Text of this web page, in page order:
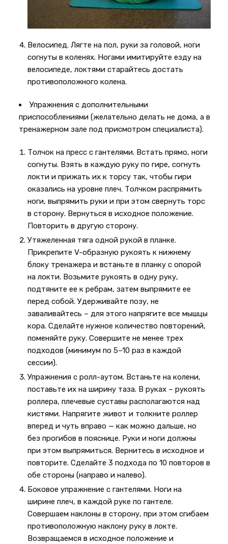
Велосипед. Лягте на пол, руки за головой, ноги
согнуты в коленях. Ногами имитируйте езду на
велосипеде, локтями старайтесь достать
противоположного колена.
Упражнения с дополнительными
приспособлениями (желательно делать не дома, а в
тренажерном зале под присмотром специалиста).
Толчок на пресс с гантелями. Встать прямо, ноги
согнуты. Взять в каждую руку по гире, согнуть
локти и прижать их к торсу так, чтобы гири
оказались на уровне плеч. Толчком распрямить
ноги, выпрямить руки и при этом свернуть торс
в сторону. Вернуться в исходное положение.
Повторить в другую сторону.
Утяжеленная тяга одной рукой в планке.
Прикрепите V-образную рукоять к нижнему
блоку тренажера и встаньте в планку с опорой
на локти. Возьмите рукоять в одну руку,
подтяните ее к ребрам, затем выпрямите ее
перед собой. Удерживайте позу, не
заваливайтесь – для этого напрягите все мышцы
кора. Сделайте нужное количество повторений,
поменяйте руку. Совершите не менее трех
подходов (минимум по 5–10 раз в каждой
сессии).
Упражнения с ролл-аутом. Встаньте на колени,
поставьте их на ширину таза. В руках – рукоять
роллера, плечевые суставы располагаются над
кистями. Напрягите живот и толкните роллер
вперед и чуть вправо — как можно дальше, но
без прогибов в пояснице. Руки и ноги должны
при этом выпрямиться. Вернитесь в исходное и
повторите. Сделайте 3 подхода по 10 повторов в
обе стороны (направо и налево).
Боковое упражнение с гантелями. Ноги на
ширине плеч, в каждой руке по гантеле.
Совершаем наклоны в сторону, при этом сгибаем
противоположную наклону руку в локте.
Возвращаемся в исходное положение и